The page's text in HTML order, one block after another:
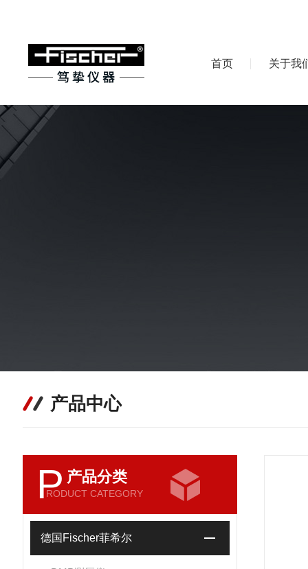
首页 关于我
产品中心
P 产品分类
RODUCT CATEGORY
德国Fischer菲希尔